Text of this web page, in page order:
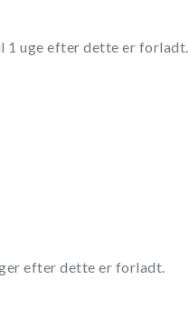
1 uge efter dette er forladt.
efter dette er forladt.